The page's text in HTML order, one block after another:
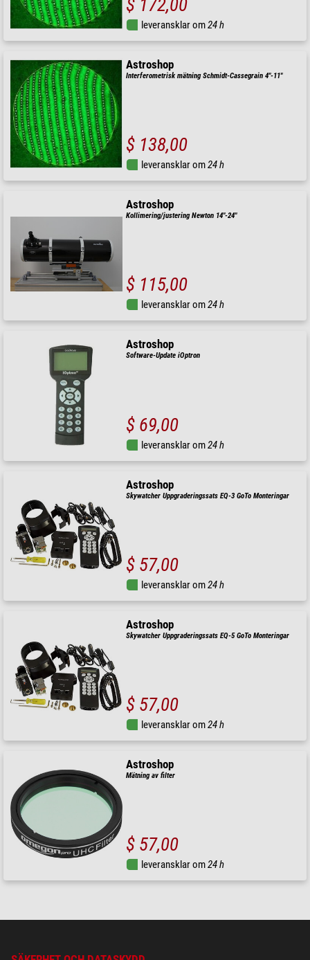
$ 172,00
leveransklar om24 h
Astroshop
Interferometrisk mätning Schmidt-Cassegrain 4"-11"
$ 138,00
leveransklar om24 h
Astroshop
Kollimering/justering Newton 14"-24"
$ 115,00
leveransklar om24 h
Astroshop
Software-Update iOptron
$ 69,00
leveransklar om24 h
Astroshop
Skywatcher Uppgraderingssats EQ-3 GoTo Monteringar
$ 57,00
leveransklar om24 h
Astroshop
Skywatcher Uppgraderingssats EQ-5 GoTo Monteringar
$ 57,00
leveransklar om24 h
Astroshop
Mätning av filter
$ 57,00
leveransklar om24 h